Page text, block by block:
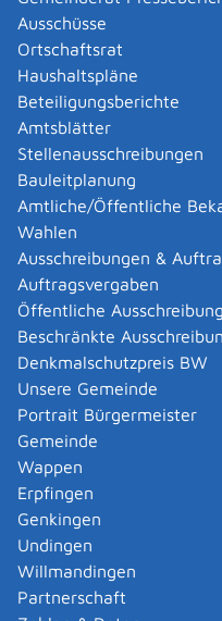
Ausschüsse
Ortschaftsrat
Haushaltspläne
Beteiligungsberichte
Amtsblätter
Stellenausschreibungen
Bauleitplanung
Amtliche/Öffentliche
Wahlen
Ausschreibungen &
Auftragsvergaben
Öffentliche
Beschränkte
Denkmalschutzpreis BW
Unsere Gemeinde
Portrait Bürgermeister
Gemeinde
Wappen
Erpfingen
Genkingen
Undingen
Willmandingen
Partnerschaft
Abgelaufenen
Abgeltungsteuer -
Bescheinigung
eines Gebäudes
Abmeldung /
beantragen
Abschriften,
Negative amtlich
Abwasser entsorgen
Regenwasser
Abweichende
beantragen
Abweichende
Adoption -
Adoption - sich als
Adoption eines
Beurkundung im
Adoption eines
Umwandlung einer
Adoption beantragen
Adoption eines
von Amts wegen